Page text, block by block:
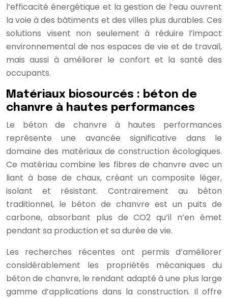
l’efficacité énergétique et la gestion de l’eau ouvrent
la voie à des bâtiments et des villes plus durables. Ces
solutions visent non seulement à réduire l’impact
environnemental de nos espaces de vie et de travail,
mais aussi à améliorer le confort et la santé des
occupants.
Matériaux biosourcés : béton de
chanvre à hautes performances
Le béton de chanvre à hautes performances
représente une avancée significative dans le
domaine des matériaux de construction écologiques.
Ce matériau combine les fibres de chanvre avec un
liant à base de chaux, créant un composite léger,
isolant et résistant. Contrairement au béton
traditionnel, le béton de chanvre est un puits de
carbone, absorbant plus de CO2 qu’il n’en émet
pendant sa production et sa durée de vie.
Les recherches récentes ont permis d’améliorer
considérablement les propriétés mécaniques du
béton de chanvre, le rendant adapté à une plus large
gamme d’applications dans la construction. Il offre